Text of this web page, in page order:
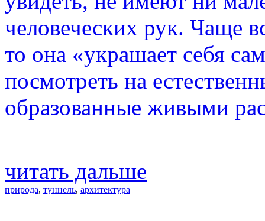
человеческих рук. Чаще
то она «украшает себя
посмотреть на
образованные живыми
читать дальше
природа, туннель, архитектура